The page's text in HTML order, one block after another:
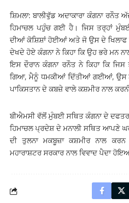
ਸ਼ਿਮਲਾ: ਬਾਲੀਵੁੱਡ ਅਦਾਕਾਰਾ ਕੰਗਨਾ
ਹਿਮਾਚਲ ਪਹੁੰਚ ਗਈ ਹੈ। ਜਿਸ ਤਰ੍ਹਾਂ
ਦੀਆਂ ਕੋਸ਼ਿਸ਼ਾਂ ਹੋਈਆਂ ਅਤੇ ਜੋ ਉਸ ਦੇ ਖਿਲਾਫ
ਦੇਖਦੇ ਹੋਏ ਕੰਗਨਾ ਨੇ ਕਿਹਾ ਕਿ ਉਹ ਭਰੇ ਮਨ
ਇਸ ਦੌਰਾਨ ਕੰਗਨਾ ਰਨੌਤ ਨੇ ਕਿਹਾ ਕਿ
ਗਿਆ, ਮੈਨੂੰ ਧਮਕੀਆਂ ਦਿੱਤੀਆਂ ਗਈਆਂ, ਉਸ
ਪਾਕਿਸਤਾਨ ਦੇ ਕਬਜ਼ੇ ਵਾਲੇ ਕਸ਼ਮੀਰ ਨਾਲ
ਬੀਐਮਸੀ ਵੱਲੋਂ ਮੁੰਬਈ ਸਥਿਤ ਕੰਗਨਾ ਦੇ
ਹਿਮਾਚਲ ਪ੍ਰਦੇਸ਼ ਦੇ ਮਨਾਲੀ ਸਥਿਤ ਆਪਣੇ
ਦੀ ਤੁਲਨਾ ਮਕਬੂਜ਼ਾ ਕਸ਼ਮੀਰ ਨਾਲ
ਮਹਾਰਾਸ਼ਟਰ ਸਰਕਾਰ ਨਾਲ ਵਿਵਾਦ ਪੈਦਾ